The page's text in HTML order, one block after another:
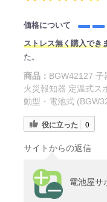
価格について
ストレス無く購入でき
た。
商品： BGW42127 子
火災報知器 定温式ス
動型・電池式
役に立った 0
サイトからの返信
電池屋サ